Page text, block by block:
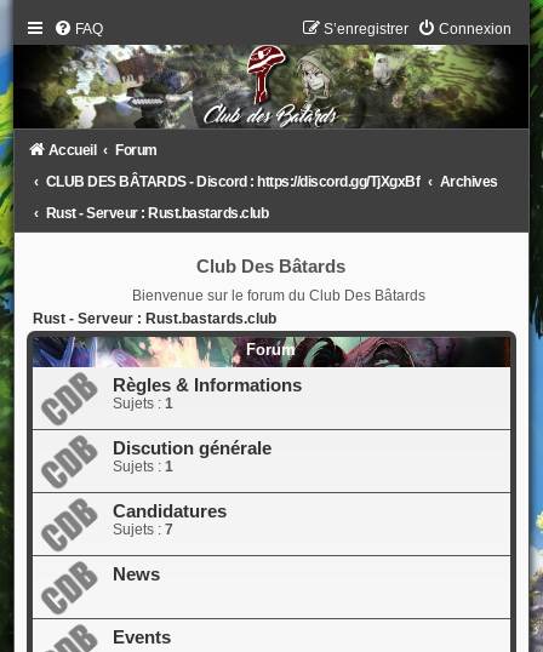
FAQ Connexion
S’enregistrer
Accueil
Forum
CLUB DES BÂTARDS - Discord : https://discord.gg/TjXgxBf
Archives
Rust - Serveur : Rust.bastards.club
Club Des Bâtards
Bienvenue sur le forum du Club Des Bâtards
Rust - Serveur : Rust.bastards.club
Forum
Règles & Informations
Sujets : 1
Discution générale
Sujets : 1
Candidatures
Sujets : 7
News
Events